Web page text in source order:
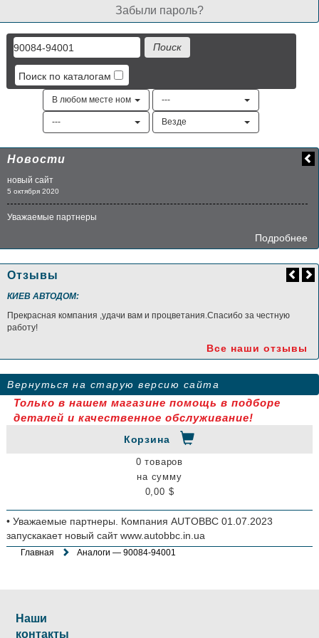
Забыли пароль?
Новости
новый сайт
5 октября 2020
Уважаемые партнеры
Подробнее
Отзывы
КИЕВ АВТОДОМ:
Прекрасная компания ,удачи вам и процветания.Спасибо за честную
работу!
Все наши отзывы
Вернуться на старую версию сайта
Поиск по каталогам
В любом месте номера ---
--- Везде
Только в нашем магазине помощь в подборе
деталей и качественное обслуживание!
Корзина
0 товаров
на сумму
0,00 $
• Уважаемые партнеры. Компания AUTOBBC 01.07.2023
запускакает новый сайт www.autobbc.in.ua
Главная Аналоги — 90084-94001
Наши
контакты